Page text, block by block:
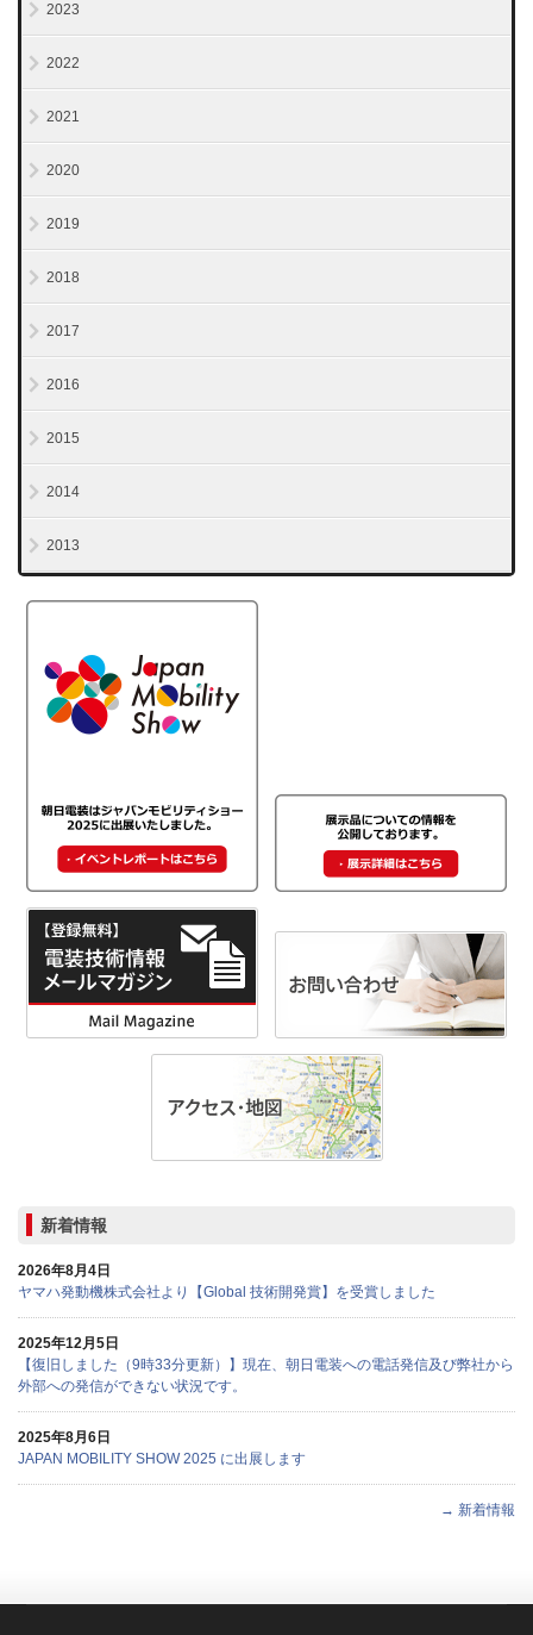
2023
2022
2021
2020
2019
2018
2017
2016
2015
2014
2013
新着情報
2026年8月4日
ヤマハ発動機株式会社より【Global 技術開発賞】を受賞しました
2025年12月5日
【復旧しました（9時33分更新）】現在、朝日電装への電話発信及び弊社から
外部への発信ができない状況です。
2025年8月6日
JAPAN MOBILITY SHOW 2025 に出展します
→ 新着情報